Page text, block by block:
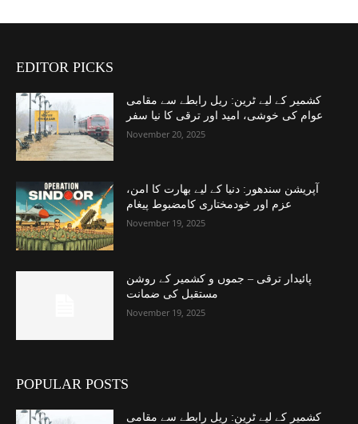
EDITOR PICKS
کشمیر کے لیے ٹرین: ریل رابطے سے مقامی
عوام کی خوشی، امید اور ترقی کا نیا سفر
November 20, 2025
آپریشن سندھور: دنیا کے لیے بھارت کا امن،
عزم اور خودمختاری کامضبوط پیغام
November 19, 2025
پائیدار ترقی – جموں و کشمیر کے روشن
مستقبل کی ضمانت
November 19, 2025
POPULAR POSTS
کشمیر کے لیے ٹرین: ریل رابطے سے مقامی